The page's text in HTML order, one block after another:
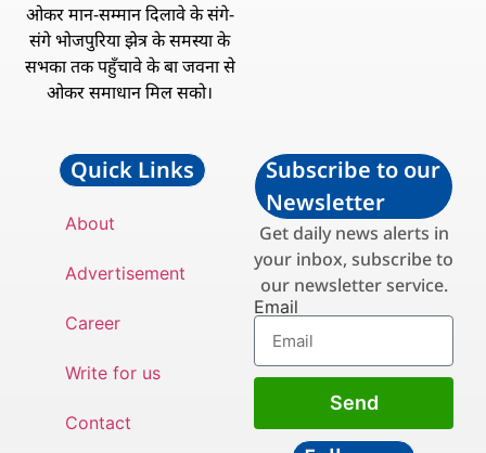
ओकर मान-सम्मान दिलावे के संगे-
संगे भोजपुरिया झेत्र के समस्या के
सभका तक पहुँचावे के बा जवना से
ओकर समाधान मिल सको।
Quick Links
About
Advertisement
Career
Write for us
Contact
Subscribe to our
Newsletter
Get daily news alerts in
your inbox, subscribe to
our newsletter service.
Email
Send